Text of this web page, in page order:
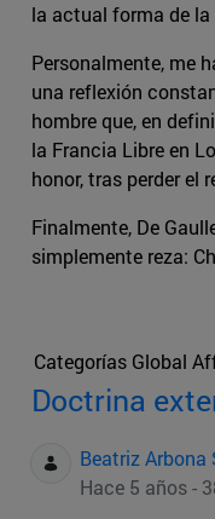
la actual forma de la
Personalmente, me
una reflexión
hombre que, en
la Francia Libre en
honor, tras perder el
Finalmente, De
simplemente reza:
Categorías Global
Doctrina
Beatriz Arbona
Hace 5 años -